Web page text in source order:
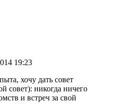
19:23
хочу дать совет
никогда ничего
и встреч за свой